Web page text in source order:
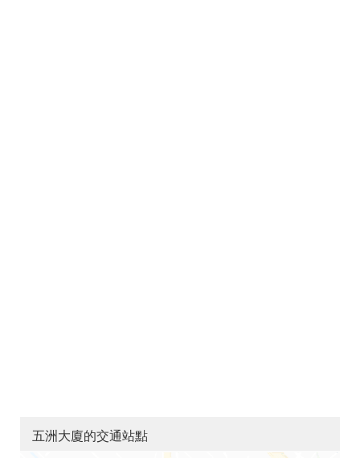
五洲大廈的交通站點